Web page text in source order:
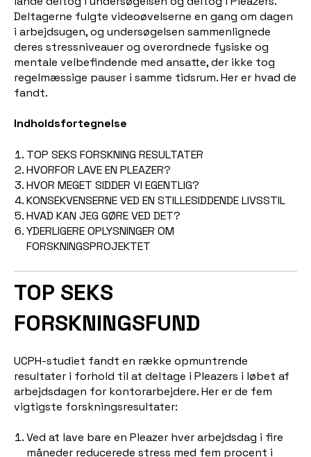
Deltagerne fulgte videoøvelserne en gang om dagen
i arbejdsugen, og undersøgelsen sammenlignede
deres stressniveauer og overordnede fysiske og
mentale velbefindende med ansatte, der ikke tog
regelmæssige pauser i samme tidsrum. Her er hvad de
fandt.
Indholdsfortegnelse
TOP SEKS FORSKNING RESULTATER
HVORFOR LAVE EN PLEAZER?
HVOR MEGET SIDDER VI EGENTLIG?
KONSEKVENSERNE VED EN STILLESIDDENDE LIVSSTIL
HVAD KAN JEG GØRE VED DET?
YDERLIGERE OPLYSNINGER OM
FORSKNINGSPROJEKTET
TOP SEKS
FORSKNINGSFUND
UCPH-studiet fandt en række opmuntrende
resultater i forhold til at deltage i Pleazers i løbet af
arbejdsdagen for kontorarbejdere. Her er de fem
vigtigste forskningsresultater:
Ved at lave bare en Pleazer hver arbejdsdag i fire
måneder reducerede stress med fem procent i